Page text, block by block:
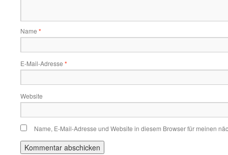
Name *
E-Mail-Adresse *
Website
Name, E-Mail-Adresse und Website in diesem Browser für meinen